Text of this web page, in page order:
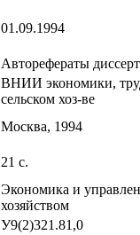
01.09.1994
Авторефераты
ВНИИ экономики,
сельском хоз-ве
Москва, 1994
21 с.
Экономика и
хозяйством
У9(2)321.81,0